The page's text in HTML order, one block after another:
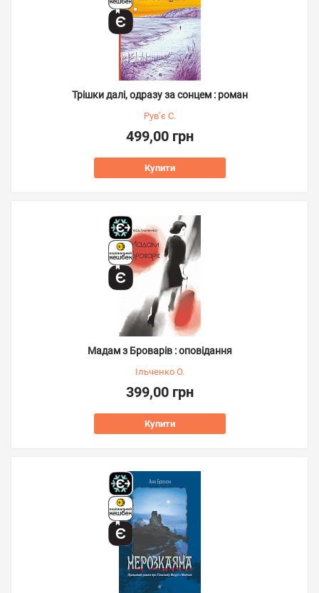
Трішки далі, одразу за сонцем : роман
Рув’є С.
499,00 грн
Купити
Мадам з Броварів : оповідання
Ільченко О.
399,00 грн
Купити